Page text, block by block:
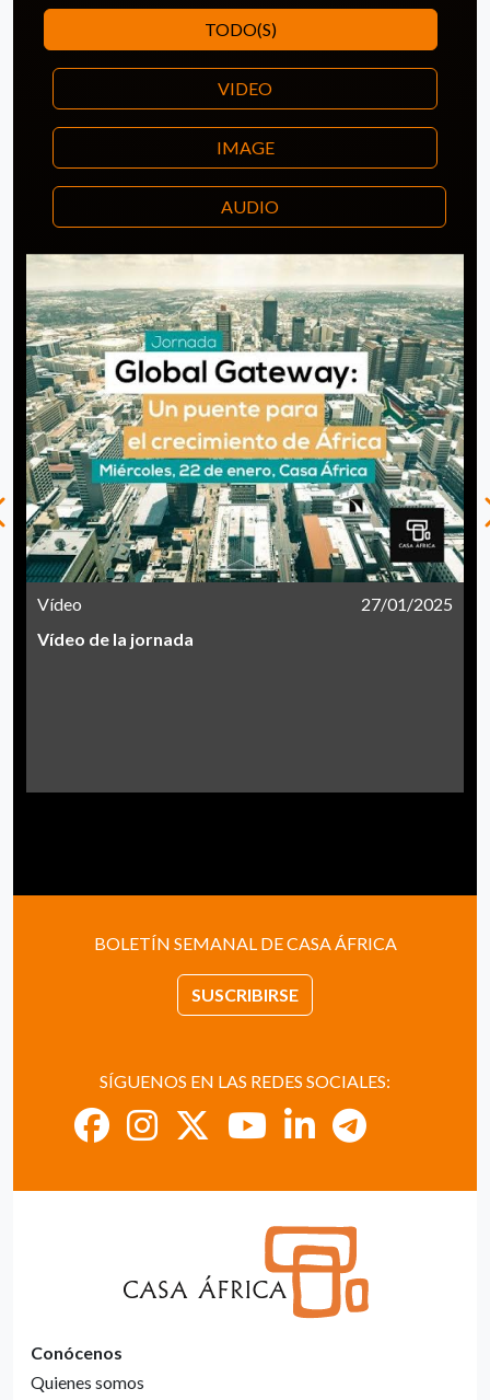
TODO(S)
VIDEO
IMAGE
AUDIO
Vídeo
27/01/2025
Vídeo de la jornada
BOLETÍN SEMANAL DE CASA ÁFRICA
SUSCRIBIRSE
SÍGUENOS EN LAS REDES SOCIALES:
Conócenos
Quienes somos